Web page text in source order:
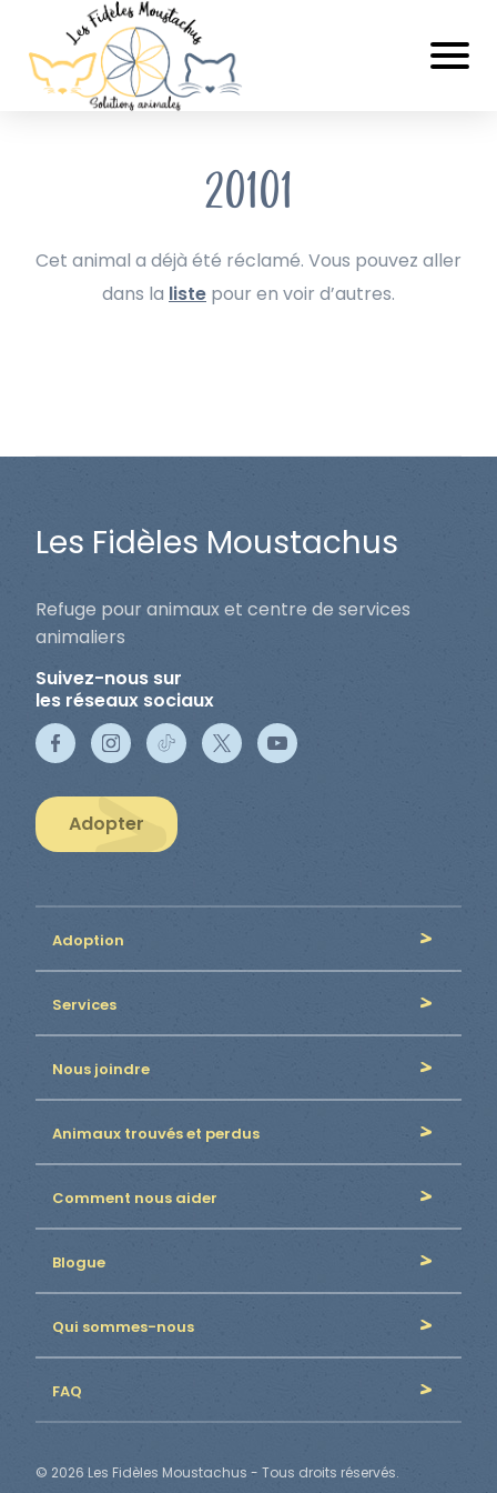
20101
Cet animal a déjà été réclamé. Vous pouvez aller
dans la liste pour en voir d’autres.
Les Fidèles Moustachus
Refuge pour animaux et centre de services
animaliers
Suivez-nous sur
les réseaux sociaux
Adopter
Adoption
Services
Nous joindre
Animaux trouvés et perdus
Comment nous aider
Blogue
Qui sommes-nous
FAQ
© 2026 Les Fidèles Moustachus - Tous droits réservés.